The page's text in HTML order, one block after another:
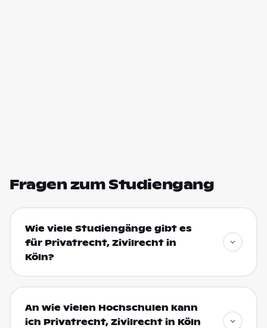
Fragen zum Studiengang
Wie viele Studiengänge gibt es
für Privatrecht, Zivilrecht in
Köln?
An wie vielen Hochschulen kann
ich Privatrecht, Zivilrecht in Köln